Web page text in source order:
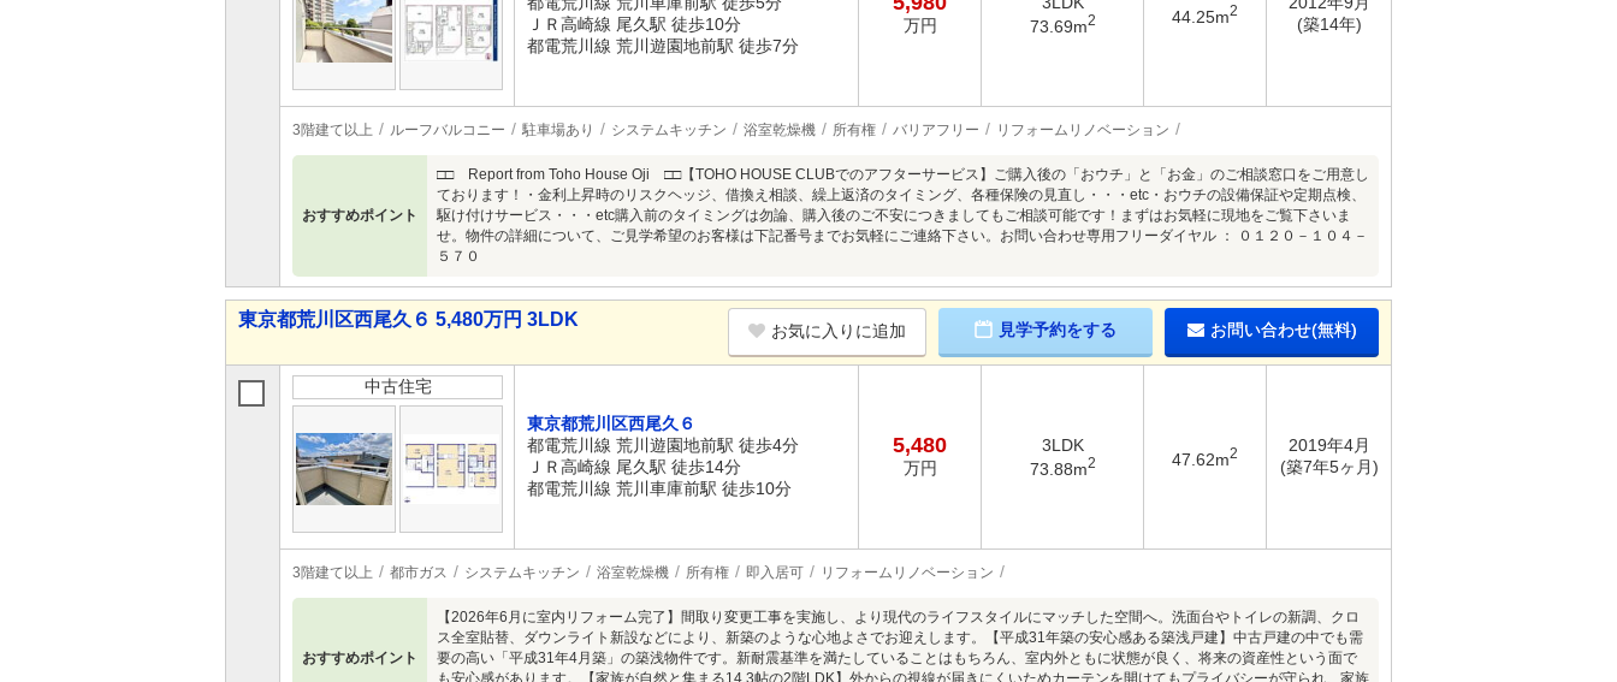
ＪＲ高崎線 尾久駅 徒歩10分
都電荒川線 荒川遊園地前駅 徒歩7分
万円
73.69m2 44.25m2
(築14年)
3階建て以上 ルーフバルコニー 駐車場あり システムキッチン 浴室乾燥機 所有権 バリアフリー リフォームリノベーション
おすすめポイント
□□ Report from Toho House Oji □□【TOHO HOUSE CLUBでのアフターサービス】ご購入後の「おウチ」と「お金」のご相談窓口をご用意し
ております！・金利上昇時のリスクヘッジ、借換え相談、繰上返済のタイミング、各種保険の見直し・・・etc・おウチの設備保証や定期点検、
駆け付けサービス・・・etc購入前のタイミングは勿論、購入後のご不安につきましてもご相談可能です！まずはお気軽に現地をご覧下さいま
せ。物件の詳細について、ご見学希望のお客様は下記番号までお気軽にご連絡下さい。お問い合わせ専用フリーダイヤル ： ０１２０－１０４－
５７０
東京都荒川区西尾久６ 5,480万円 3LDK
お気に入りに追加 見学予約をする お問い合わせ(無料)
中古住宅
東京都荒川区西尾久６
都電荒川線 荒川遊園地前駅 徒歩4分
ＪＲ高崎線 尾久駅 徒歩14分
都電荒川線 荒川車庫前駅 徒歩10分
5,480
万円
3LDK
73.88m2 47.62m2
2019年4月
(築7年5ヶ月)
3階建て以上 都市ガス システムキッチン 浴室乾燥機 所有権 即入居可 リフォームリノベーション
おすすめポイント
【2026年6月に室内リフォーム完了】間取り変更工事を実施し、より現代のライフスタイルにマッチした空間へ。洗面台やトイレの新調、クロ
ス全室貼替、ダウンライト新設などにより、新築のような心地よさでお迎えします。【平成31年築の安心感ある築浅戸建】中古戸建の中でも需
要の高い「平成31年4月築」の築浅物件です。新耐震基準を満たしていることはもちろん、室内外ともに状態が良く、将来の資産性という面で
も安心感があります。【家族が自然と集まる14.3帖の2階LDK】外からの視線が届きにくいためカーテンを開けてもプライバシーが守られ、家族